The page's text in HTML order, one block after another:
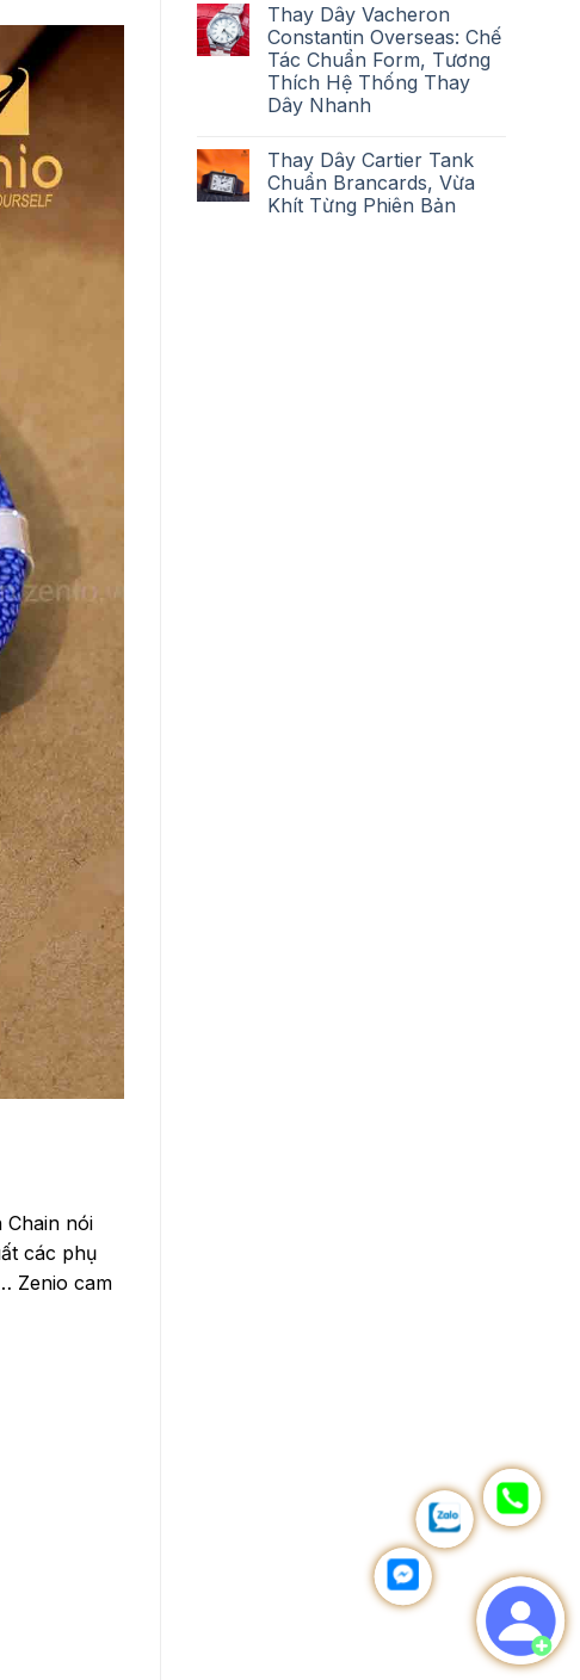
Chain nói
các phụ
Zenio cam
Thay Dây Vacheron
Constantin Overseas: Chế
Tác Chuẩn Form, Tương
Thích Hệ Thống Thay
Dây Nhanh
Thay Dây Cartier Tank
Chuẩn Brancards, Vừa
Khít Từng Phiên Bản